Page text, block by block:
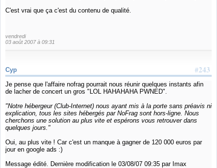
C'est vrai que ça c'est du contenu de qualité.
vendredi
03 août 2007 à 09:31
#243
Cyp
Je pense que l'affaire nofrag pourrait nous réunir quelques instants afin
de lacher de concert un gros "LOL HAHAHAHA PWNED".
"Notre hébergeur (Club-Internet) nous ayant mis à la porte sans préavis ni
explication, tous les sites hébergés par NoFrag sont hors-ligne. Nous
cherchons une solution au plus vite et espérons vous retrouver dans
quelques jours."
Oui, au plus vite ! Car c'est un manque à gagner de 120 000 euros par
jour en google ads :)
Message édité. Dernière modification le 03/08/07 09:35 par Imax